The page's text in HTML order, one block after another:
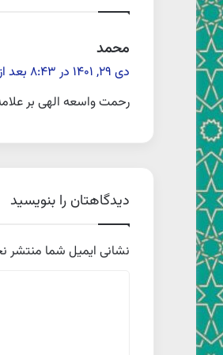
محمدگ
ف
ت
:
دی ۲۹, ۱۴۰۱ در ۸:۴۳ بعد از ظهر
رحمت واسعه الهی بر
دیدگاهتان را بنویسید
نشانی ایمیل شما منتشر